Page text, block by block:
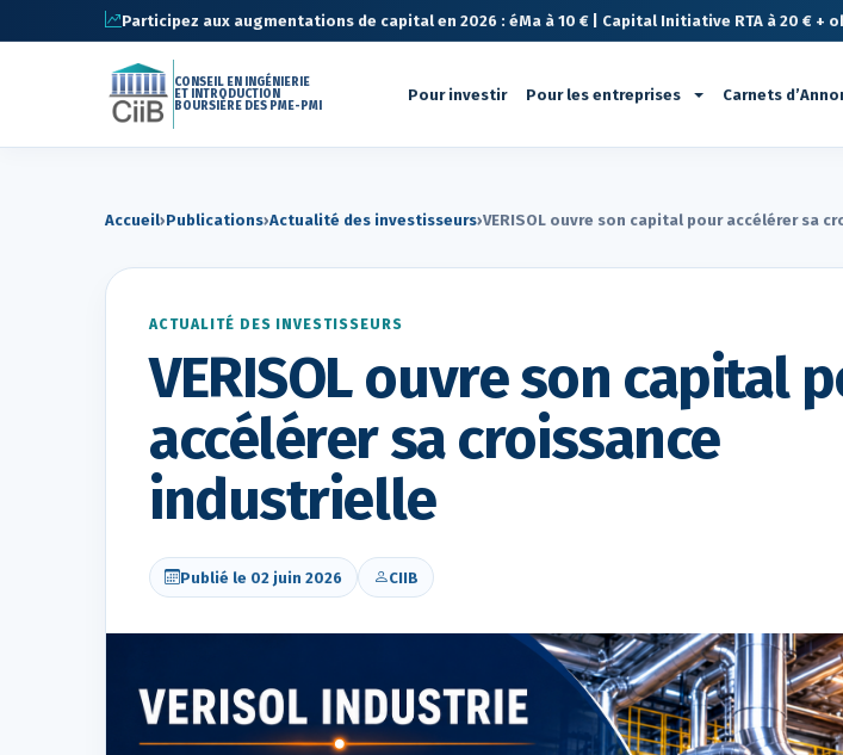
Participez aux augmentations de capital en 2026 : éMa à 10 € | Capital Initiative RTA à 20 € +
CONSEIL EN INGÉNIERIE
ET INTRODUCTION
BOURSIÈRE DES PME-PMI
Pour investir Pour les entreprises Carnets
Accueil›Publications›Actualité des investisseurs›VERISOL ouvre son capital pour accélérer sa
ACTUALITÉ DES INVESTISSEURS
VERISOL ouvre son capital
accélérer sa croissance
industrielle
Publié le 02 juin 2026 CIIB